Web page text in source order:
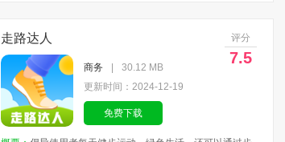
走路达人 评分
7.5
商务
30.12 MB
更新时间：2024-12-19
免费下载